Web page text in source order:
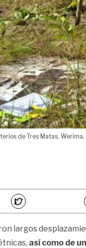
de Tres Matas,
largos
así como de